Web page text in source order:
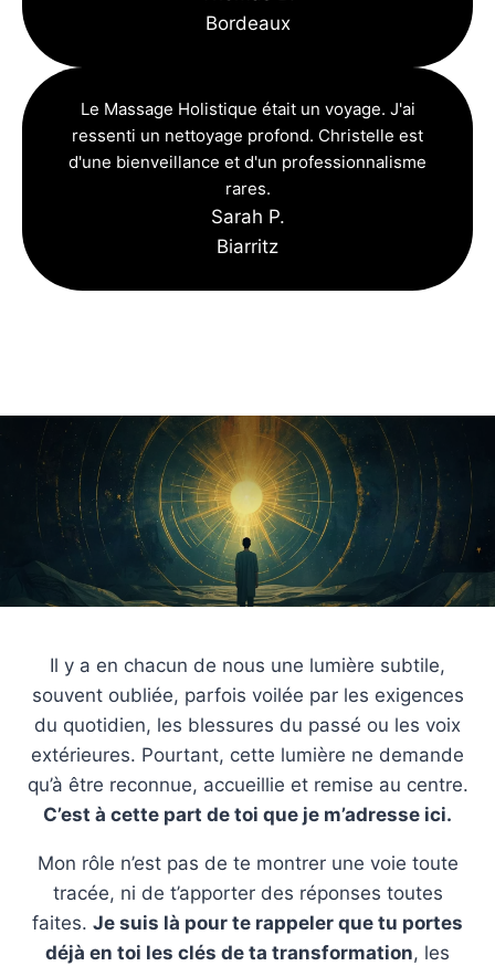
Bordeaux
Le Massage Holistique était un voyage. J'ai
ressenti un nettoyage profond. Christelle est
d'une bienveillance et d'un professionnalisme
rares.
Sarah P.
Biarritz
Il y a en chacun de nous une lumière subtile,
souvent oubliée, parfois voilée par les exigences
du quotidien, les blessures du passé ou les voix
extérieures. Pourtant, cette lumière ne demande
qu’à être reconnue, accueillie et remise au centre.
C’est à cette part de toi que je m’adresse ici.
Mon rôle n’est pas de te montrer une voie toute
tracée, ni de t’apporter des réponses toutes
faites. Je suis là pour te rappeler que tu portes
déjà en toi les clés de ta transformation, les